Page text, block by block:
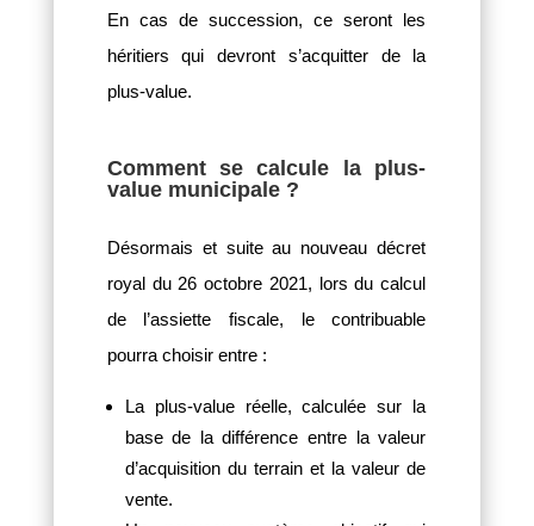
En cas de succession, ce seront les
héritiers qui devront s’acquitter de la
plus-value.
Comment se calcule la plus-
value municipale ?
Désormais et suite au nouveau décret
royal du 26 octobre 2021, lors du calcul
de l’assiette fiscale, le contribuable
pourra choisir entre :
La plus-value réelle, calculée sur la
base de la différence entre la valeur
d’acquisition du terrain et la valeur de
vente.